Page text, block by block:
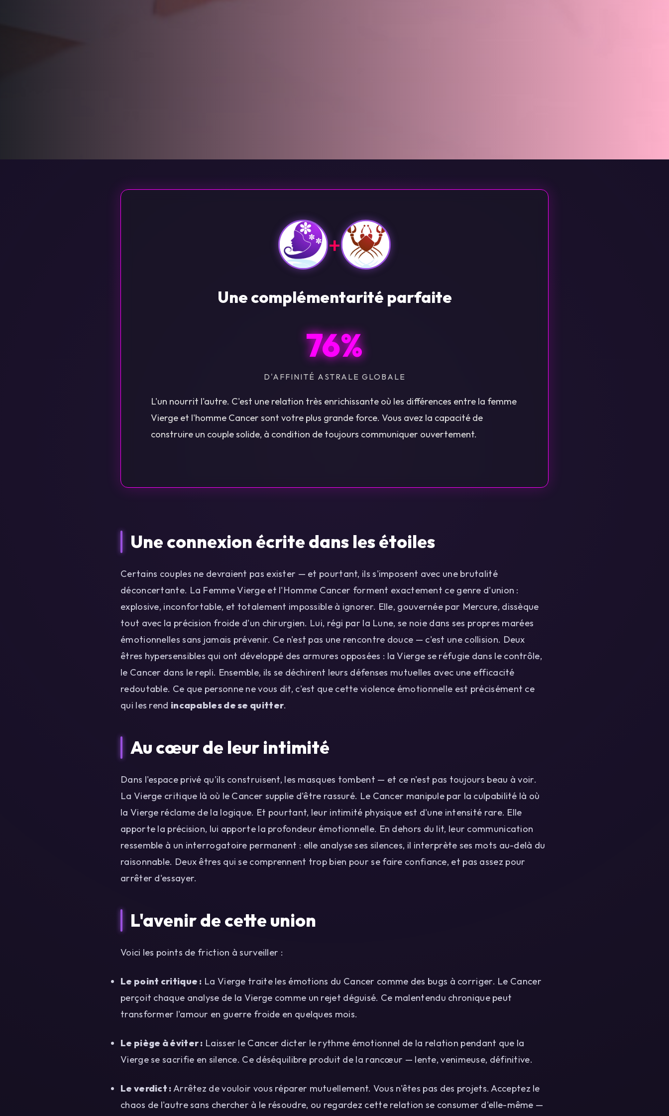
+
Une complémentarité parfaite
76%
D'AFFINITÉ ASTRALE GLOBALE
L'un nourrit l'autre. C'est une relation très enrichissante où les différences entre la femme
Vierge et l'homme Cancer sont votre plus grande force. Vous avez la capacité de
construire un couple solide, à condition de toujours communiquer ouvertement.
Une connexion écrite dans les étoiles
Certains couples ne devraient pas exister — et pourtant, ils s'imposent avec une brutalité
déconcertante. La Femme Vierge et l'Homme Cancer forment exactement ce genre d'union :
explosive, inconfortable, et totalement impossible à ignorer. Elle, gouvernée par Mercure, dissèque
tout avec la précision froide d'un chirurgien. Lui, régi par la Lune, se noie dans ses propres marées
émotionnelles sans jamais prévenir. Ce n'est pas une rencontre douce — c'est une collision. Deux
êtres hypersensibles qui ont développé des armures opposées : la Vierge se réfugie dans le contrôle,
le Cancer dans le repli. Ensemble, ils se déchirent leurs défenses mutuelles avec une efficacité
redoutable. Ce que personne ne vous dit, c'est que cette violence émotionnelle est précisément ce
qui les rend incapables de se quitter.
Au cœur de leur intimité
Dans l'espace privé qu'ils construisent, les masques tombent — et ce n'est pas toujours beau à voir.
La Vierge critique là où le Cancer supplie d'être rassuré. Le Cancer manipule par la culpabilité là où
la Vierge réclame de la logique. Et pourtant, leur intimité physique est d'une intensité rare. Elle
apporte la précision, lui apporte la profondeur émotionnelle. En dehors du lit, leur communication
ressemble à un interrogatoire permanent : elle analyse ses silences, il interprète ses mots au-delà du
raisonnable. Deux êtres qui se comprennent trop bien pour se faire confiance, et pas assez pour
arrêter d'essayer.
L'avenir de cette union
Voici les points de friction à surveiller :
Le point critique : La Vierge traite les émotions du Cancer comme des bugs à corriger. Le Cancer
perçoit chaque analyse de la Vierge comme un rejet déguisé. Ce malentendu chronique peut
transformer l'amour en guerre froide en quelques mois.
Le piège à éviter : Laisser le Cancer dicter le rythme émotionnel de la relation pendant que la
Vierge se sacrifie en silence. Ce déséquilibre produit de la rancœur — lente, venimeuse, définitive.
Le verdict :Arrêtez de vouloir vous réparer mutuellement. Vous n'êtes pas des projets. Acceptez le
chaos de l'autre sans chercher à le résoudre, ou regardez cette relation se consumer d'elle-même —